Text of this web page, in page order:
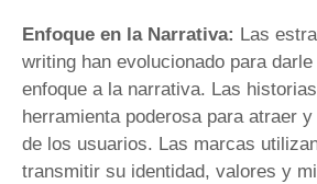
Enfoque en la Narrativa: Las
writing han evolucionado para
enfoque a la narrativa. Las
herramienta poderosa para atraer
de los usuarios. Las marcas
transmitir su identidad, valores y